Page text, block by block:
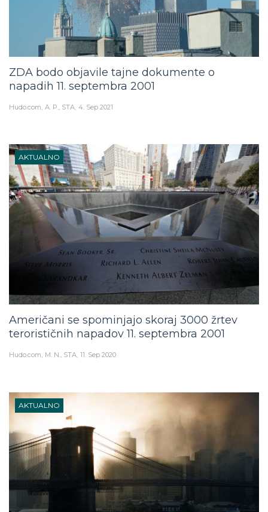
ZDA bodo objavile tajne dokumente o
napadih 11. septembra 2001
Hudo.com A. P., STA 4. Sep 2021
AKTUALNO
Američani se spominjajo skoraj 3000 žrtev
terorističnih napadov 11. septembra 2001
Hudo.com M. N., STA 11. Sep 2020
AKTUALNO